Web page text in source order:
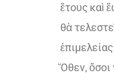
ἔτους καὶ
θὰ
Ὅθεν, ὅσοι